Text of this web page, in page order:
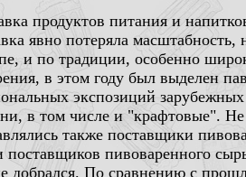
продуктов питания и
явно потеряла масштабность,
и по традиции, особенно
в этом году был выделен
экспозиций
в том числе и "крафтовые".
также поставщики
пивоваренного
добрался. По сравнению с